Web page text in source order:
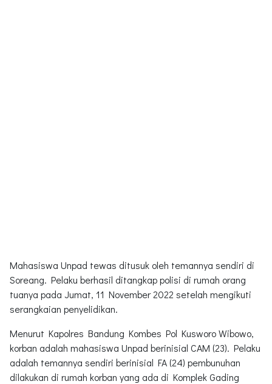
Mahasiswa Unpad tewas ditusuk oleh temannya sendiri di
Soreang. Pelaku berhasil ditangkap polisi di rumah orang
tuanya pada Jumat, 11 November 2022 setelah mengikuti
serangkaian penyelidikan.
Menurut Kapolres Bandung Kombes Pol Kusworo Wibowo,
korban adalah mahasiswa Unpad berinisial CAM (23). Pelaku
adalah temannya sendiri berinisial FA (24) pembunuhan
dilakukan di rumah korban yang ada di Komplek Gading